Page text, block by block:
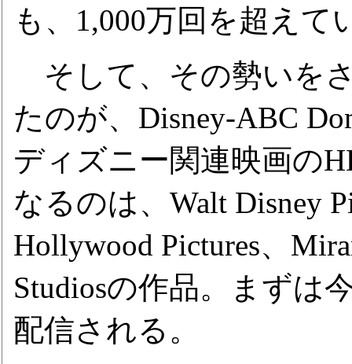
も、1,000万回を超えて
そして、その勢いを
たのが、Disney-ABC
ディズニー関連映画の
なるのは、Walt Disney
Hollywood Pictures、
Studiosの作品。まずは
配信される。